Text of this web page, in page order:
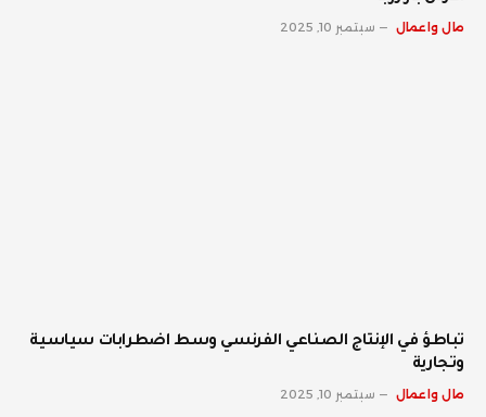
مال واعمال سبتمبر 10, 2025
تباطؤ في الإنتاج الصناعي الفرنسي وسط اضطرابات سياسية
وتجارية
مال واعمال سبتمبر 10, 2025